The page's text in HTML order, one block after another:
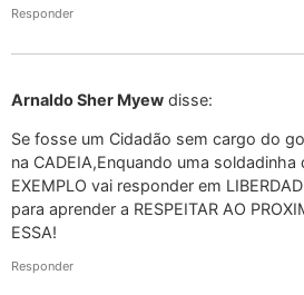
Responder
Arnaldo Sher Myew disse:
Se fosse um Cidadão sem cargo do
na CADEIA,Enquando uma soldadinha
EXEMPLO vai responder em
para aprender a RESPEITAR AO
ESSA!
Responder